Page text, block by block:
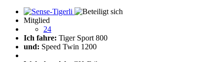
Mitglied
24
Ich fahre: Tiger Sport 800
und: Speed Twin 1200